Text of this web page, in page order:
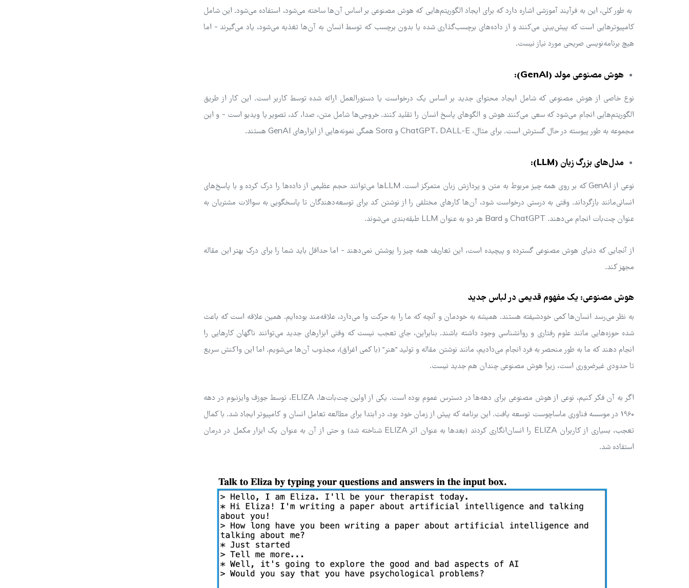
به طور کلی، این به فرآیند آموزشی اشاره دارد که برای ایجاد الگوریتم‌هایی که هوش مصنوعی بر اساس آن‌ها ساخته می‌شود، استفاده می‌شود. این شامل
کامپیوترهایی است که پیش‌بینی می‌کنند و از داده‌های برچسب‌گذاری شده یا بدون برچسب که توسط انسان به آن‌ها تغذیه می‌شود، یاد می‌گیرند - اما
هیچ برنامه‌نویسی صریحی مورد نیاز نیست.
هوش مصنوعی مولد (GenAI):
نوع خاصی از هوش مصنوعی که شامل ایجاد محتوای جدید بر اساس یک درخواست یا دستورالعمل ارائه شده توسط کاربر است. این کار از طریق
الگوریتم‌هایی انجام می‌شود که سعی می‌کنند هوش و الگوهای پاسخ انسان را تقلید کنند. خروجی‌ها شامل متن، صدا، کد، تصویر یا ویدیو است - و این
مجموعه به طور پیوسته در حال گسترش است. برای مثال، ChatGPT، DALL-E و Sora همگی نمونه‌هایی از ابزارهای GenAI هستند.
مدل‌های بزرگ زبان (LLM):
نوعی از GenAI که بر روی همه چیز مربوط به متن و پردازش زبان متمرکز است. LLM‌ها می‌توانند حجم عظیمی از داده‌ها را درک کرده و با پاسخ‌های
انسانی‌مانند بازگرداند. وقتی به درستی درخواست شود، آن‌ها کارهای مختلفی را از نوشتن کد برای توسعه‌دهندگان تا پاسخگویی به سوالات مشتریان به
عنوان چت‌بات انجام می‌دهند. ChatGPT و Bard هر دو به عنوان LLM طبقه‌بندی می‌شوند.
از آنجایی که دنیای هوش مصنوعی گسترده و پیچیده است، این تعاریف همه چیز را پوشش نمی‌دهند - اما حداقل باید شما را برای درک بهتر این مقاله
مجهز کند.
هوش مصنوعی: یک مفهوم قدیمی در لباس جدید
به نظر می‌رسد انسان‌ها کمی خودشیفته هستند. همیشه به خودمان و آنچه که ما را به حرکت وا می‌دارد، علاقه‌مند بوده‌ایم. همین علاقه است که باعث
شده حوزه‌هایی مانند علوم رفتاری و روانشناسی وجود داشته باشند. بنابراین، جای تعجب نیست که وقتی ابزارهای جدید می‌توانند ناگهان کارهایی را
انجام دهند که ما به طور منحصر به فرد انجام می‌دادیم، مانند نوشتن مقاله و تولید "هنر" (با کمی اغراق)، مجذوب آن‌ها می‌شویم. اما این واکنش سریع
تا حدودی غیرضروری است، زیرا هوش مصنوعی چندان هم جدید نیست.
اگر به آن فکر کنیم، نوعی از هوش مصنوعی برای دهه‌ها در دسترس عموم بوده است. یکی از اولین چت‌بات‌ها، ELIZA، توسط جوزف وایزنبوم در دهه
1960 در موسسه فناوری ماساچوست توسعه یافت. این برنامه که پیش از زمان خود بود، در ابتدا برای مطالعه تعامل انسان و کامپیوتر ایجاد شد. با کمال
تعجب، بسیاری از کاربران ELIZA را انسان‌انگاری کردند (بعدها به عنوان اثر ELIZA شناخته شد) و حتی از آن به عنوان یک ابزار مکمل در درمان
استفاده شد.